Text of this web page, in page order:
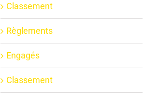
Classement
Règlements
Engagés
Classement